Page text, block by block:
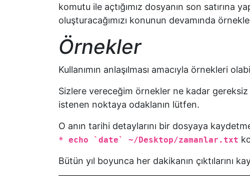
komutu ile açtığımız dosyanın son
oluşturacağımızı konunun devamında
Örnekler
Kullanımın anlaşılması amacıyla örnekleri
Sizlere vereceğim örnekler ne kadar gereksiz
istenen noktaya odaklanın lütfen.
O anın tarihi detaylarını bir dosyaya
* echo `date` ~/Desktop/zamanlar.txt
Bütün yıl boyunca her dakikanın çıktılarını